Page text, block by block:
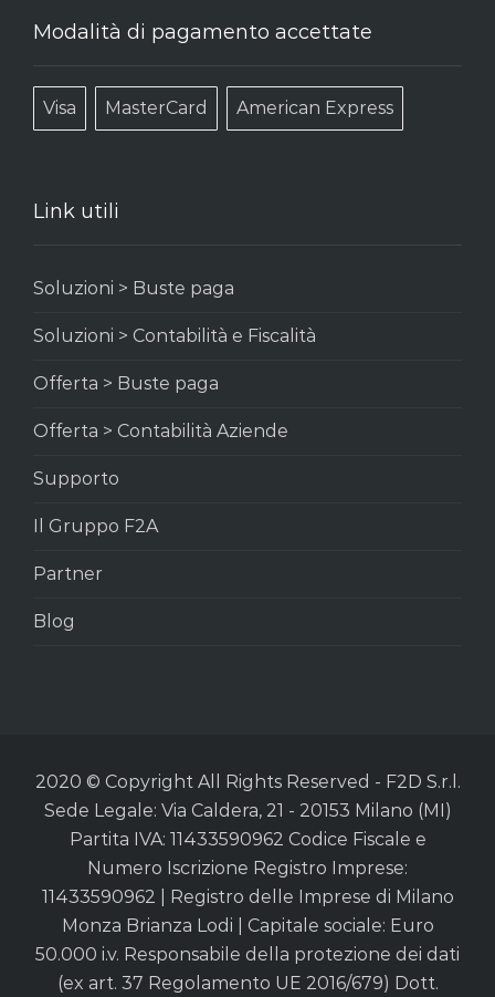
Modalità di pagamento accettate
Visa MasterCard American Express
Link utili
Soluzioni > Buste paga
Soluzioni > Contabilità e Fiscalità
Offerta > Buste paga
Offerta > Contabilità Aziende
Supporto
Il Gruppo F2A
Partner
Blog
2020 © Copyright All Rights Reserved - F2D S.r.l.
Sede Legale: Via Caldera, 21 - 20153 Milano (MI)
Partita IVA: 11433590962 Codice Fiscale e
Numero Iscrizione Registro Imprese:
11433590962 | Registro delle Imprese di Milano
Monza Brianza Lodi | Capitale sociale: Euro
50.000 i.v. Responsabile della protezione dei dati
(ex art. 37 Regolamento UE 2016/679) Dott.